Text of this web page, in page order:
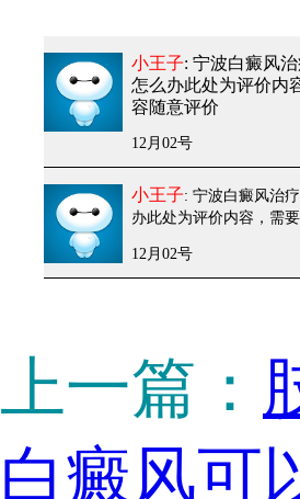
小王子: 宁波白癜风
怎么办此处为评价内
容随意评价
12月02号
小王子: 宁波白癜风治
办此处为评价内容，需
12月02号
上一篇：
白癜风可